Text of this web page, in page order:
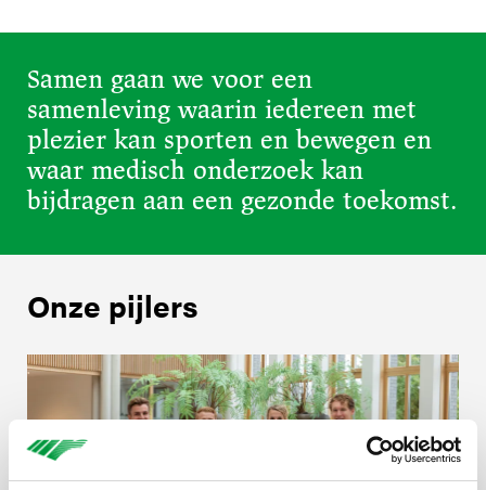
Samen gaan we voor een
samenleving waarin iedereen met
plezier kan sporten en bewegen en
waar medisch onderzoek kan
bijdragen aan een gezonde toekomst.
Onze pijlers